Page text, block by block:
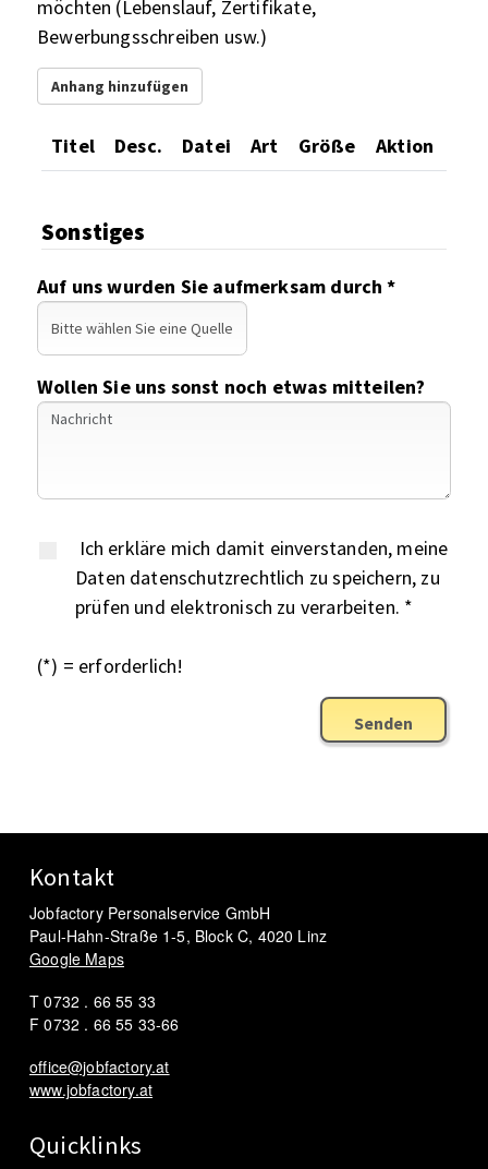
möchten (Lebenslauf, Zertifikate,
Bewerbungsschreiben usw.)
Anhang hinzufügen
Titel Desc. Datei Art Größe Aktion
Sonstiges
Auf uns wurden Sie aufmerksam durch *
Wollen Sie uns sonst noch etwas mitteilen?
Ich erkläre mich damit einverstanden, meine
Daten datenschutzrechtlich zu speichern, zu
prüfen und elektronisch zu verarbeiten. *
(*) = erforderlich!
Senden
Kontakt
Jobfactory Personalservice GmbH
Paul-Hahn-Straße 1-5, Block C, 4020 Linz
Google Maps
T 0732 . 66 55 33
F 0732 . 66 55 33-66
office@jobfactory.at
www.jobfactory.at
Quicklinks